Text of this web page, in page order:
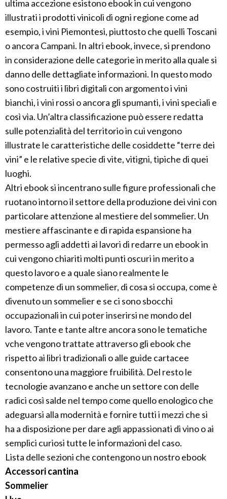
ultima accezione esistono ebook in cui vengono
illustrati i prodotti vinicoli di ogni regione come ad
esempio, i vini Piemontesi, piuttosto che quelli Toscani
o ancora Campani. In altri ebook, invece, si prendono
in considerazione delle categorie in merito alla quale si
danno delle dettagliate informazioni. In questo modo
sono costruiti i libri digitali con argomento i vini
bianchi, i vini rossi o ancora gli spumanti, i vini speciali e
così via. Un’altra classificazione può essere redatta
sulle potenzialità del territorio in cui vengono
illustrate le caratteristiche delle cosiddette “terre dei
vini” e le relative specie di vite, vitigni, tipiche di quei
luoghi.
Altri ebook si incentrano sulle figure professionali che
ruotano intorno il settore della produzione dei vini con
particolare attenzione al mestiere del sommelier. Un
mestiere affascinante e di rapida espansione ha
permesso agli addetti ai lavori di redarre un ebook in
cui vengono chiariti molti punti oscuri in merito a
questo lavoro e a quale siano realmente le
competenze di un sommelier, di cosa si occupa, come è
divenuto un sommelier e se ci sono sbocchi
occupazionali in cui poter inserirsi ne mondo del
lavoro. Tante e tante altre ancora sono le tematiche
vche vengono trattate attraverso gli ebook che
rispetto ai libri tradizionali o alle guide cartacee
consentono una maggiore fruibilità. Del resto le
tecnologie avanzano e anche un settore con delle
radici così salde nel tempo come quello enologico che
adeguarsi alla modernità e fornire tutti i mezzi che si
ha a disposizione per dare agli appassionati di vino o ai
semplici curiosi tutte le informazioni del caso.
Lista delle sezioni che contengono un nostro ebook
Accessori cantina
Sommelier